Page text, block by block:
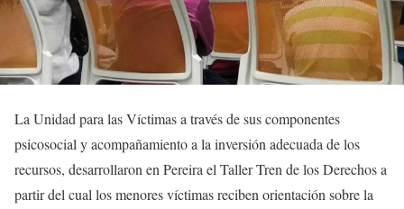
La Unidad para las Víctimas a través de sus componentes
psicosocial y acompañamiento a la inversión adecuada de los
recursos, desarrollaron en Pereira el Taller Tren de los Derechos a
partir del cual los menores víctimas reciben orientación sobre la